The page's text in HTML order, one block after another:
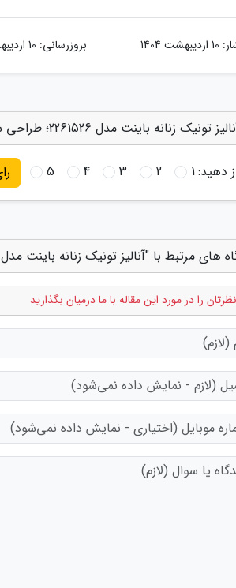
10 اردیبهشت 1404 بروزرسانی: 10 اردیبهشت 1404
زنانه باینت مدل 2261526؛ طراحی ساده و کاربردی" امتیاز دهید
دهید:1
2
3
4
5
مرتبط با "آنالیز تونیک زنانه باینت مدل 2261526؛ طراحی ساده و کاربردی"
را در مورد این مقاله با ما درمیان بگذارید